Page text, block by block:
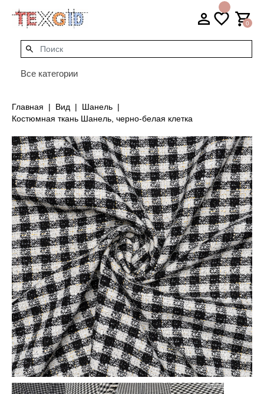
0
Все категории
Главная Вид
Шанель
Костюмная ткань Шанель, черно-белая клетка